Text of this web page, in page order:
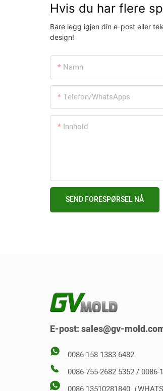
Hvis du har flere
Bare legg igjen din e-post eller
design!
Namn
Telefon/WhatsApps
Innhold
SEND FORESPØRSEL NÅ
E-post:sales@gv-
0086-158 1383 6482
0086-755-2682 5352 / 0086-